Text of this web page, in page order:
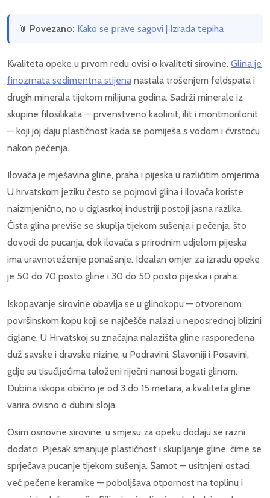
📎 Povezano: Kako se prave sagovi | Izrada tepiha
Kvaliteta opeke u prvom redu ovisi o kvaliteti sirovine. Glina je
finozrnata sedimentna stijena nastala trošenjem feldspata i
drugih minerala tijekom milijuna godina. Sadrži minerale iz
skupine filosilikata — prvenstveno kaolinit, ilit i montmorilonit
— koji joj daju plastičnost kada se pomiješa s vodom i čvrstoću
nakon pečenja.
Ilovača je mješavina gline, praha i pijeska u različitim omjerima.
U hrvatskom jeziku često se pojmovi glina i ilovača koriste
naizmjenično, no u ciglasrkoj industriji postoji jasna razlika.
Čista glina previše se skuplja tijekom sušenja i pečenja, što
dovodi do pucanja, dok ilovača s prirodnim udjelom pijeska
ima uravnoteženije ponašanje. Idealan omjer za izradu opeke
je 50 do 70 posto gline i 30 do 50 posto pijeska i praha.
Iskopavanje sirovine obavlja se u glinokopu — otvorenom
površinskom kopu koji se najčešće nalazi u neposrednoj blizini
ciglane. U Hrvatskoj su značajna nalazišta gline raspoređena
duž savske i dravske nizine, u Podravini, Slavoniji i Posavini,
gdje su tisućljećima taloženi riječni nanosi bogati glinom.
Dubina iskopa obično je od 3 do 15 metara, a kvaliteta gline
varira ovisno o dubini sloja.
Osim osnovne sirovine, u smjesu za opeku dodaju se razni
dodatci. Pijesak smanjuje plastičnost i skupljanje gline, čime se
sprječava pucanje tijekom sušenja. Šamot — usitnjeni ostaci
već pečene keramike — poboljšava otpornost na toplinu i